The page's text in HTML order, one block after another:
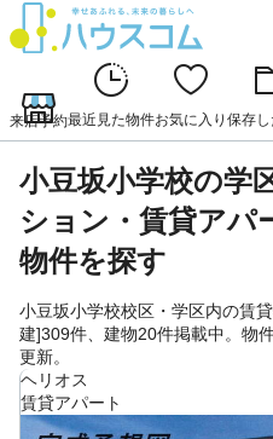
来店予約最近見た物件お気に入り 保存
小豆坂小学校の学
ション・賃貸アパ
物件を探す
小豆坂小学校校区・学区内の賃
建]309件、建物20件掲載中。物
更新。
ヘリオス
賃貸アパート